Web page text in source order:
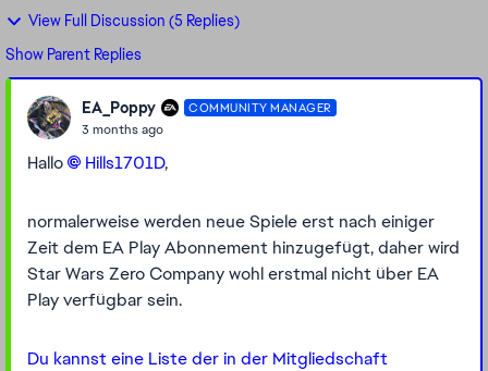
View Full Discussion (5 Replies)
Show Parent Replies
EA_Poppy COMMUNITY MANAGER
3 months ago
Hallo Hills1701D​,
normalerweise werden neue Spiele erst nach einiger
Zeit dem EA Play Abonnement hinzugefügt, daher wird
Star Wars Zero Company wohl erstmal nicht über EA
Play verfügbar sein.
Du kannst eine Liste der in der Mitgliedschaft